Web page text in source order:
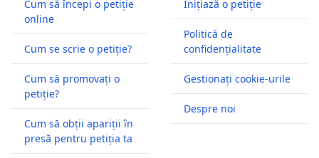
Cum să începi o petiție
online
Cum se scrie o petiție?
Cum să promovați o
petiție?
Cum să obții apariții în
presă pentru petiția ta
Inițiază o petiție
Politică de
confidențialitate
Gestionați cookie-urile
Despre noi